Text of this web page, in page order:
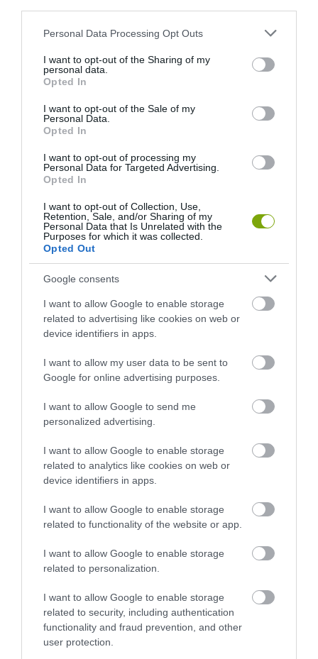
Please note that this website/app uses one or more Google
not limited to your visit or usage behaviour. You may click to
grant or deny consent to Google and its third-party tags to
use your data for below specified purposes in below Google
consent section.
Personal Data Processing Opt Outs
I want to opt-out of the Sharing of my
personal data.
Opted In
I want to opt-out of the Sale of my
Personal Data.
Opted In
I want to opt-out of processing my
Personal Data for Targeted Advertising.
Opted In
I want to opt-out of Collection, Use,
Retention, Sale, and/or Sharing of my
Personal Data that Is Unrelated with the
Purposes for which it was collected.
Opted Out
Google consents
I want to allow Google to enable storage
related to advertising like cookies on web or
device identifiers in apps.
I want to allow my user data to be sent to
Google for online advertising purposes.
I want to allow Google to send me
personalized advertising.
I want to allow Google to enable storage
related to analytics like cookies on web or
device identifiers in apps.
I want to allow Google to enable storage
related to functionality of the website or app.
I want to allow Google to enable storage
related to personalization.
I want to allow Google to enable storage
related to security, including authentication
functionality and fraud prevention, and other
user protection.
A KOALA EVOLÚCIÓS MÚLTJA
EUKALIPTUSZRÁGCSÁLÁS
SUGALLJA
A KORALLZÁTONY NEM CSAK
500 EDDIG ISMERETLEN
LAKÓJÁT MUTATTA MEG
FELETT: MI EZ A LÁTHATATLAN
FEDŐ, ÉS MI TÖRTÉNIK
ALATTA A TERMÉSZETTEL?
2026-08-03
HÉTKÖZNAPI MADARAK ÉS
PILLANGÓK CSENDES
2026-08-03
NEVEZTEK MEG, ÉS A FÖLD
MEGINT FINOMAN JELEZTE:
2026-07-30
ÖTVEN ÉVIG ROSSZ NÉVEN
LAPULT EGY KARDFOGÚ
VALAKI VÉGRE RÁNÉZETT
RENDESEN
2026-07-28